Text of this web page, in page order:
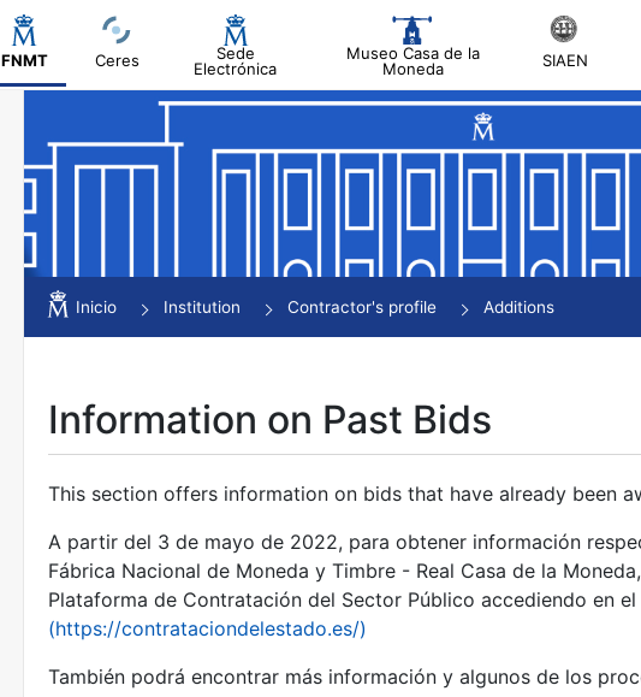
FNMT Ceres
Sede
Electrónica
Museo Casa de la
Moneda
SIAEN
Show/Hide
Show/Hide
Show/Hide
Show/Hide
Inicio Institution Contractor's profile Additions
Information on Past Bids
This section offers information on bids that have already been
A partir del 3 de mayo de 2022, para obtener información
Fábrica Nacional de Moneda y Timbre - Real Casa de la
Plataforma de Contratación del Sector Público accediendo en
(https://contrataciondelestado.es/)
También podrá encontrar más información y algunos de los